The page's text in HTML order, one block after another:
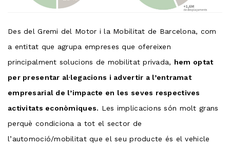
Des del Gremi del Motor i la Mobilitat de Barcelona, com
a entitat que agrupa empreses que ofereixen
principalment solucions de mobilitat privada, hem optat
per presentar al·legacions i advertir a l’entramat
empresarial de l’impacte en les seves respectives
activitats econòmiques. Les implicacions són molt grans
perquè condiciona a tot el sector de
l’automoció/mobilitat que el seu producte és el vehicle